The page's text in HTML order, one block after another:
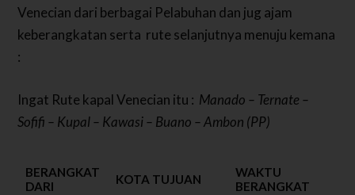
Venecian dari berbagai Pelabuhan dan jug ajam
keberangkatan serta rute selanjutnya menuju kemana
:
Ingat Rute kapal Venecian itu : Manado – Ternate –
Sofifi – Kupal – Kawasi – Buano – Ambon (PP)
BERANGKAT
DARI
KOTA TUJUAN
WAKTU
BERANGKAT